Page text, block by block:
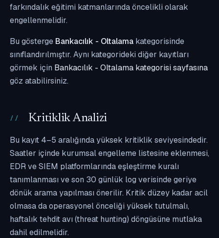
farkındalık eğitimi katmanlarında öncelikli olarak
engellenmelidir.
Bu gösterge Bankacılık - Oltalama kategorisinde
sınıflandırılmıştır. Aynı kategorideki diğer kayıtları
görmek için Bankacılık - Oltalama kategorisi sayfasına
göz atabilirsiniz.
Kritiklik Analizi
Bu kayıt 4–5 aralığında yüksek kritiklik seviyesindedir.
Saatler içinde kurumsal engelleme listesine eklenmesi,
EDR ve SIEM platformlarında eşleştirme kuralı
tanımlanması ve son 30 günlük log verisinde geriye
dönük arama yapılması önerilir. Kritik düzey kadar acil
olmasa da operasyonel önceliği yüksek tutulmalı,
haftalık tehdit avı (threat hunting) döngüsüne mutlaka
dahil edilmelidir.